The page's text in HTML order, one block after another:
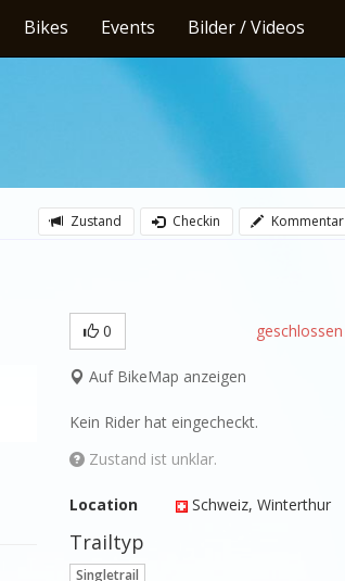
Bikes Events Bilder / Videos
Zustand Checkin Kommentar
0 geschlossen
Auf BikeMap anzeigen
Kein Rider hat eingecheckt.
Zustand ist unklar.
Location Schweiz, Winterthur
Trailtyp
Singletrail